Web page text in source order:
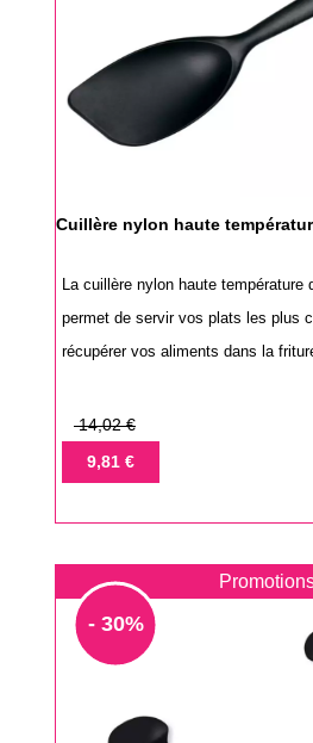
Cuillère nylon haute
La cuillère nylon haute température
permet de servir vos plats les plus
récupérer vos aliments dans la
Prix
base
14,02 €
Prix9,81 €
- 30%